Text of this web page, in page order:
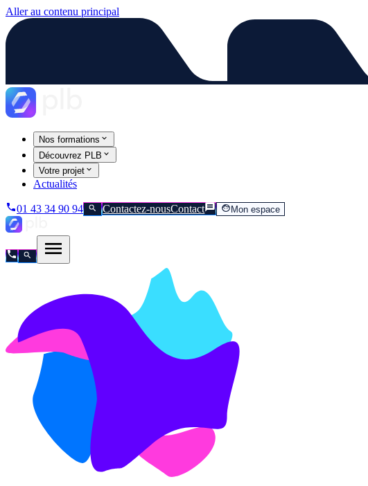
Aller au contenu principal
Nos formations
Découvrez PLB
Votre projet
Actualités
01 43 34 90 94 Contactez-nousContact Mon espace